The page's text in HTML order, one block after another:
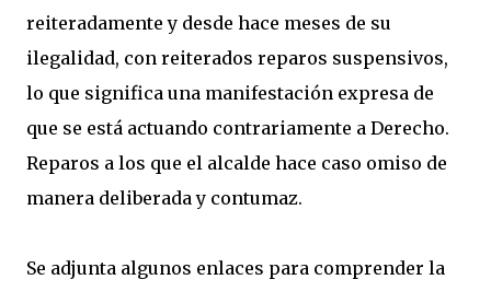
reiteradamente y desde hace meses de su
ilegalidad, con reiterados reparos suspensivos,
lo que significa una manifestación expresa de
que se está actuando contrariamente a Derecho.
Reparos a los que el alcalde hace caso omiso de
manera deliberada y contumaz.
Se adjunta algunos enlaces para comprender la